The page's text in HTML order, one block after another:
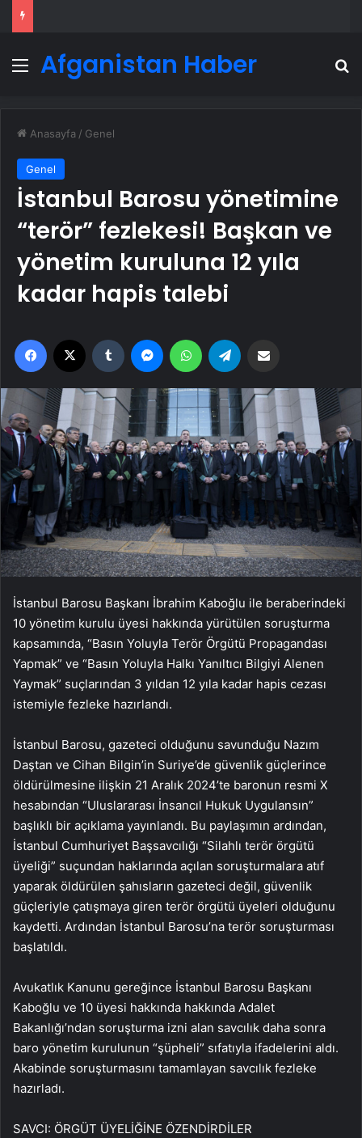
Menü
Afganistan Haber
Anasayfa / Genel
Genel
İstanbul Barosu yönetimine
“terör” fezlekesi! Başkan ve
yönetim kuruluna 12 yıla
kadar hapis talebi
Facebook Tumblr MessengerWhatsApp
İstanbul Barosu Başkanı İbrahim Kaboğlu ile beraberindeki
10 yönetim kurulu üyesi hakkında yürütülen soruşturma
kapsamında, “Basın Yoluyla Terör Örgütü Propagandası
Yapmak” ve “Basın Yoluyla Halkı Yanıltıcı Bilgiyi Alenen
Yaymak” suçlarından 3 yıldan 12 yıla kadar hapis cezası
istemiyle fezleke hazırlandı.
İstanbul Barosu, gazeteci olduğunu savunduğu Nazım
Daştan ve Cihan Bilgin’in Suriye’de güvenlik güçlerince
öldürülmesine ilişkin 21 Aralık 2024’te baronun resmi X
hesabından “Uluslararası İnsancıl Hukuk Uygulansın”
başlıklı bir açıklama yayınlandı. Bu paylaşımın ardından,
İstanbul Cumhuriyet Başsavcılığı “Silahlı terör örgütü
üyeliği” suçundan haklarında açılan soruşturmalara atıf
yaparak öldürülen şahısların gazeteci değil, güvenlik
güçleriyle çatışmaya giren terör örgütü üyeleri olduğunu
kaydetti. Ardından İstanbul Barosu’na terör soruşturması
başlatıldı.
Avukatlık Kanunu gereğince İstanbul Barosu Başkanı
Kaboğlu ve 10 üyesi hakkında hakkında Adalet
Bakanlığı’ndan soruşturma izni alan savcılık daha sonra
baro yönetim kurulunun “şüpheli” sıfatıyla ifadelerini aldı.
Akabinde soruşturmasını tamamlayan savcılık fezleke
hazırladı.
SAVCI: ÖRGÜT ÜYELİĞİNE ÖZENDİRDİLER